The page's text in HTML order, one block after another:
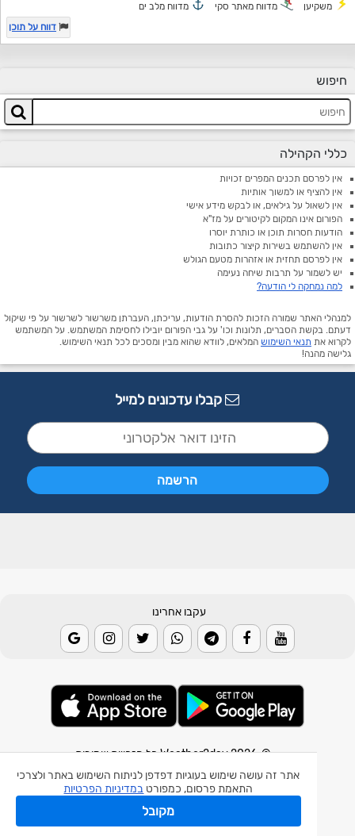
אתר זה עושה שימוש בעוגיות דפדפן לניתוח השימוש באתר ולצרכי
התאמת פרסום, כמפורט במדיניות הפרטיות
מקובל
משקיען מדווח מאתר סקי
מדווח מלב ים
דווח על תוכן
חיפוש
כללי הקהילה
אין לפרסם תכנים המפרים זכויות
אין להציף או למשוך אותיות
אין לשאול על גילאים, או לבקש מידע אישי
הפורום אינו המקום לקיטורים על מז"א
הודעות חסרות תוכן או כותרת יוסרו
אין להשתמש בשירות קיצור כתובות
אין לפרסם תחזית או אזהרות מטעם הגולש
יש לשמור על תרבות שיחה נעימה
למה נמחקה לי הודעה?
למנהלי האתר שמורה הזכות להסרת הודעות, עריכתן, העברתן משרשור לשרשור על פי שיקול
דעתם. בקשת הסברים, תלונות וכו' על גבי הפורום יובילו לחסימת המשתמש. על המשתמש
לקרוא את תנאי השימוש המלאים, לוודא שהוא מבין ומסכים לכל תנאי השימוש.
גלישה מהנה!
קבלו עדכונים למייל
עקבו אחרינו
© 2026 Weather2day כל הזכויות שמורות
אפליקצית מזג אוויר
אפליקצית רעידת אדמה
אפליקצית מכ"ם גשם